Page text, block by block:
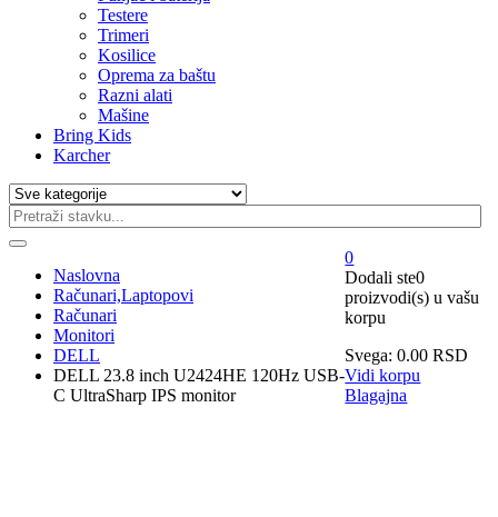
Testere
Trimeri
Kosilice
Oprema za baštu
Razni alati
Mašine
Bring Kids
Karcher
0
Dodali ste0
proizvodi(s) u vašu
korpu
Svega: 0.00RSD
Vidi korpu
Blagajna
Naslovna
Računari,Laptopovi
Računari
Monitori
DELL
DELL 23.8 inch U2424HE 120Hz USB-
C UltraSharp IPS monitor